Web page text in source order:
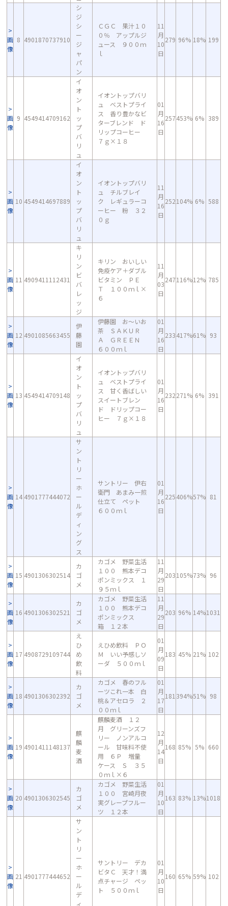
画
像
8 4901870737910
シ
ジ
シ
ー
ジ
ャ
パ
ン
ＣＧＣ 果汁１０
０％ アップルジ
ュース ９００ｍ
ｌ
11
月
10
日
279 96% 18% 199
画
像
9 4549414709162
イ
オ
ン
ト
ッ
プ
バ
リ
ュ
イオントップバリ
ュ ベストプライ
ス 香り豊かなビ
ターブレンド ド
リップコーヒー
７ｇ×１８
01
月
16
日
257453% 6% 389
画
像
10 4549414697889
イ
オ
ン
ト
ッ
プ
バ
リ
ュ
イオントップバリ
ュ チルブレイ
ク レギュラーコ
ーヒー 粉 ３２
０ｇ
11
月
16
日
252104% 6% 588
画
像
11 4909411112431
キ
リ
ン
ビ
バ
レ
ッ
ジ
キリン おいしい
免疫ケア＋ダブル
ビタミン ＰＥ
Ｔ １００ｍｌ×
６
11
月
03
日
247116%12% 785
画
像
12 4901085663455
伊
藤
園
伊藤園 お～いお
茶 ＳＡＫＵＲ
Ａ ＧＲＥＥＮ
６００ｍｌ
01
月
16
日
233417%61% 93
画
像
13 4549414709148
イ
オ
ン
ト
ッ
プ
バ
リ
ュ
イオントップバリ
ュ ベストプライ
ス 甘く香ばしい
スイートブレン
ド ドリップコー
ヒー ７ｇ×１８
01
月
16
日
232271% 6% 391
画
像
14 4901777444072
サ
ン
ト
リ
ー
ホ
ー
ル
デ
ィ
ン
グ
ス
サントリー 伊右
衛門 あまみ一煎
仕立て ペット
６００ｍｌ
01
月
16
日
225406%57% 81
画
像
15 4901306302514
カ
ゴ
メ
カゴメ 野菜生活
１００ 熊本デコ
ポンミックス １
９５ｍｌ
11
月
29
日
203105%73% 96
画
像
16 4901306302521
カ
ゴ
メ
カゴメ 野菜生活
１００ 熊本デコ
ポンミックス
箱 １２本
11
月
29
日
203 96% 14%1031
画
像
17 4908729109744
え
ひ
め
飲
料
えひめ飲料 ＰＯ
Ｍ いい予感しソ
ーダ ５００ｍｌ
01
月
09
日
183 45% 21% 102
画
像
18 4901306302392
カ
ゴ
メ
カゴメ 春のフル
ーツこれ一本 白
桃＆アセロラ ２
００ｍｌ
01
月
17
日
181 394%51% 98
画
像
19 4901411148137
麒
麟
麦
酒
麒麟麦酒 １２
月 グリーンズフ
リー ノンアルコ
ール 甘味料不使
用 ６Ｐ 増量
ケース Ｓ ３５
０ｍｌ×６
12
月
14
日
168 85% 5% 660
画
像
20 4901306302545
カ
ゴ
メ
カゴメ 野菜生活
１００ 宮崎月夜
実グレープフルー
ツ １２本
01
月
10
日
163 83% 13%1018
画
像
21 4901777444652
サ
ン
ト
リ
ー
ホ
ー
ル
デ
ィ
サントリー デカ
ビタＣ 天才！満
点チャージ ペッ
ト ５００ｍｌ
01
月
10
日
160 65% 59% 102